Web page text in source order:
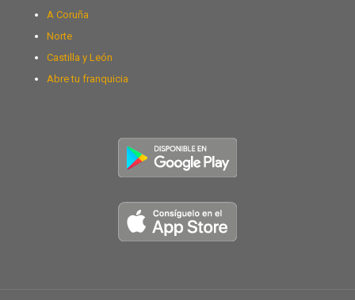
A Coruña
Norte
Castilla y León
Abre tu franquicia